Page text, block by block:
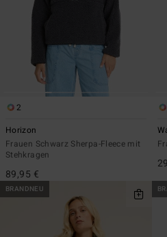
2
Horizon
Frauen Schwarz Sherpa-Fleece mit
Stehkragen
89,95 €
BRANDNEU